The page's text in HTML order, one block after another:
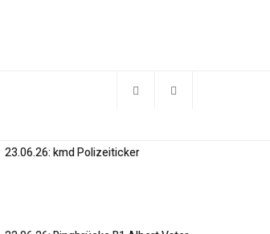
23.06.26: kmd Polizeiticker